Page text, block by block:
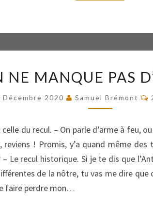
NE
PAS
(1/2)
NE MANQUE PAS
Décembre 2020 Samuel Brémont
celle du recul. – On parle d’arme à feu,
! Promis, y’a quand même
– Le recul historique. Si je te dis que
de la nôtre, tu vas me dire
faire perdre mon…